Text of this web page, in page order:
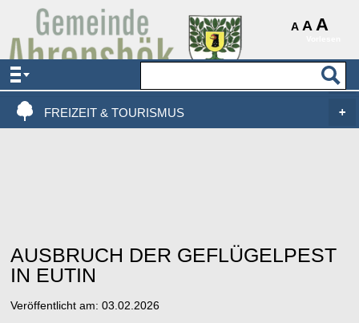
A A A
AKTUELLES & SERVICE
VERWALTUNG & POLITIK
FREIZEIT & TOURISMUS
AUSBRUCH DER GEFLÜGELPEST
IN EUTIN
Veröffentlicht am: 03.02.2026